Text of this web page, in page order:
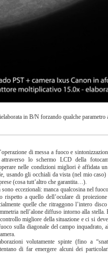
in B/N forzando qualche parametro
di messa a fuoco e
lo schermo LCD della
nelle condizioni migliori è affidata
usando gli occhiali da vista (nel mio caso)
(cosa tutt’altro che garantita…).
eccezionali: manca qualcosina nel
rispetto a quello dell’oculare di
quelle che ritraggono l’intero
nell’alone diffuso intorno alla
migliore della situazione e ci si
sulla diagonale del campo inquadrato,
volutamente spinte (fino a
di far emergere alcuni dei